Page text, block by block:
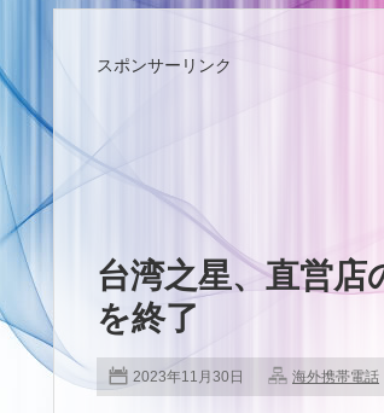
スポンサーリンク
台湾之星、直営店
を終了
2023年11月30日 海外携帯電話